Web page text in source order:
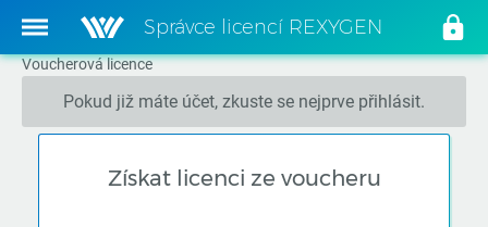
Správce licencí REXYGEN
Voucherová licence
Pokud již máte účet, zkuste se nejprve přihlásit.
Získat licenci ze voucheru